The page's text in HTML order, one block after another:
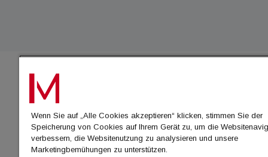
Wenn Sie auf „Alle Cookies akzeptieren“ klicken, stimmen Sie der
Speicherung von Cookies auf Ihrem Gerät zu, um die
verbessern, die Websitenutzung zu analysieren und unsere
Marketingbemühungen zu unterstützen.